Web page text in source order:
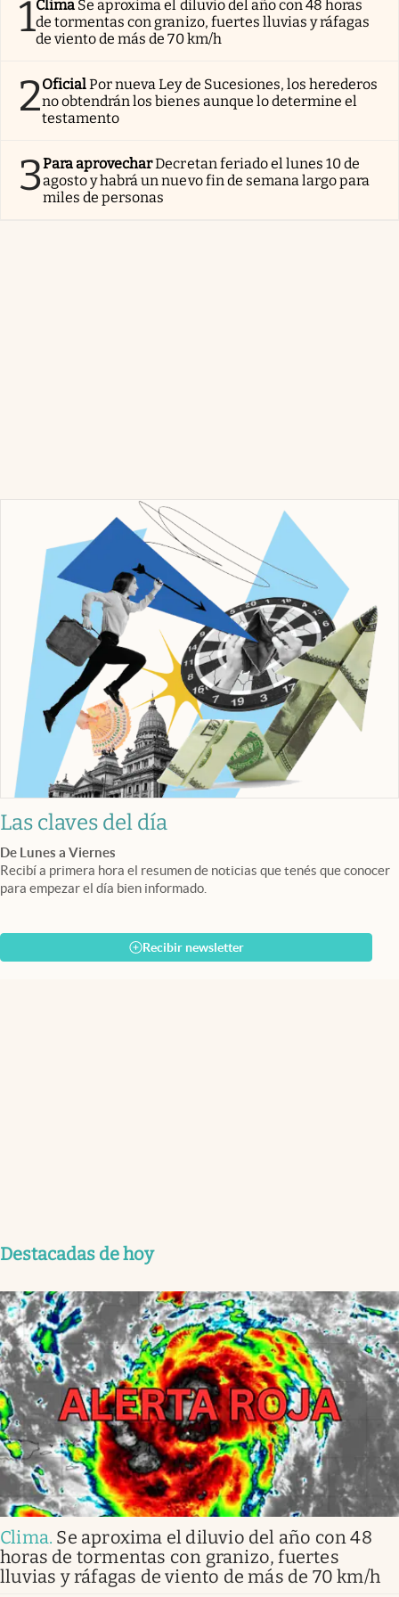
1Clima Se aproxima el diluvio del año con 48 horas
de tormentas con granizo, fuertes lluvias y ráfagas
de viento de más de 70 km/h
2OficialPor nueva Ley de Sucesiones, los herederos
no obtendrán los bienes aunque lo determine el
testamento
3Para aprovecharDecretan feriado el lunes 10 de
agosto y habrá un nuevo fin de semana largo para
miles de personas
Las claves del día
De Lunes a Viernes
Recibí a primera hora el resumen de noticias que tenés que conocer
para empezar el día bien informado.
Recibir newsletter
Destacadas de hoy
Clima. Se aproxima el diluvio del año con 48
horas de tormentas con granizo, fuertes
lluvias y ráfagas de viento de más de 70 km/h